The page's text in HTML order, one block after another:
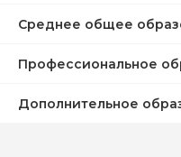
Среднее общее
Профессиональное
Дополнительное